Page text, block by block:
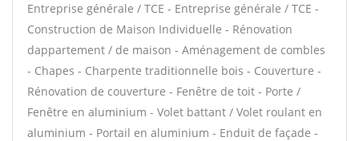
Entreprise générale / TCE - Entreprise générale / TCE -
Construction de Maison Individuelle - Rénovation
dappartement / de maison - Aménagement de combles
- Chapes - Charpente traditionnelle bois - Couverture -
Rénovation de couverture - Fenêtre de toit - Porte /
Fenêtre en aluminium - Volet battant / Volet roulant en
aluminium - Portail en aluminium - Enduit de façade -